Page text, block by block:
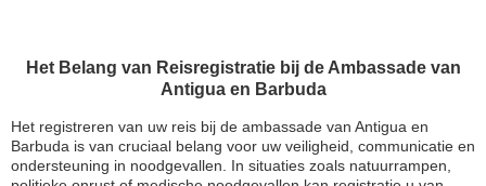
Het Belang van Reisregistratie bij de Ambassade van
Antigua en Barbuda
Het registreren van uw reis bij de ambassade van Antigua en
Barbuda is van cruciaal belang voor uw veiligheid, communicatie en
ondersteuning in noodgevallen. In situaties zoals natuurrampen,